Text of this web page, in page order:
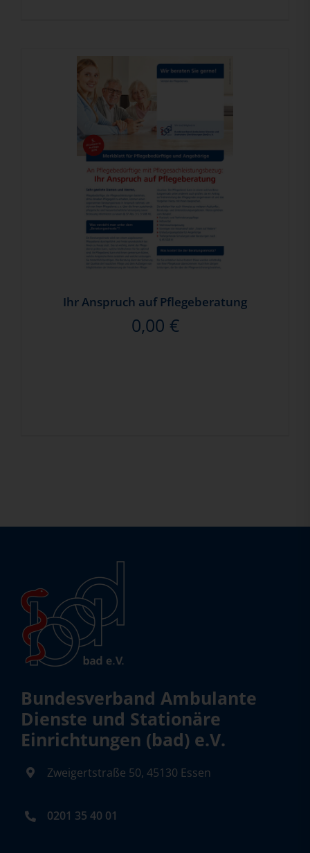
Ihr Anspruch auf Pflegeberatung
0,00 €
Bundesverband Ambulante
Dienste und Stationäre
Einrichtungen (bad) e.V.
Zweigertstraße 50, 45130 Essen
0201 35 40 01